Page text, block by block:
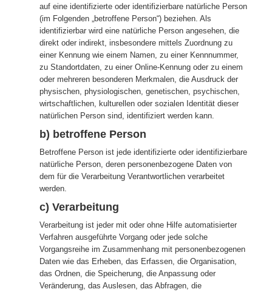
auf eine identifizierte oder identifizierbare natürliche Person
(im Folgenden „betroffene Person“) beziehen. Als
identifizierbar wird eine natürliche Person angesehen, die
direkt oder indirekt, insbesondere mittels Zuordnung zu
einer Kennung wie einem Namen, zu einer Kennnummer,
zu Standortdaten, zu einer Online-Kennung oder zu einem
oder mehreren besonderen Merkmalen, die Ausdruck der
physischen, physiologischen, genetischen, psychischen,
wirtschaftlichen, kulturellen oder sozialen Identität dieser
natürlichen Person sind, identifiziert werden kann.
b) betroffene Person
Betroffene Person ist jede identifizierte oder identifizierbare
natürliche Person, deren personenbezogene Daten von
dem für die Verarbeitung Verantwortlichen verarbeitet
werden.
c) Verarbeitung
Verarbeitung ist jeder mit oder ohne Hilfe automatisierter
Verfahren ausgeführte Vorgang oder jede solche
Vorgangsreihe im Zusammenhang mit personenbezogenen
Daten wie das Erheben, das Erfassen, die Organisation,
das Ordnen, die Speicherung, die Anpassung oder
Veränderung, das Auslesen, das Abfragen, die